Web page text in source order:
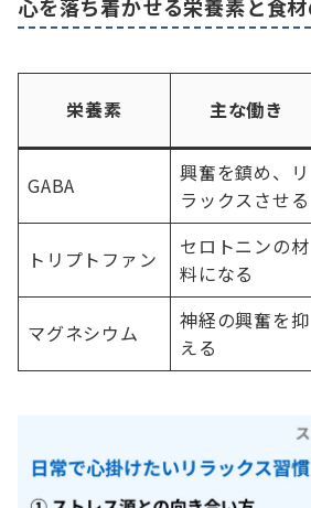
心を落ち着かせる栄養素と食
栄養素 主な働き
GABA
興奮を鎮め、リ
ラックスさせる
トリプトファン
セロトニンの材
料になる
マグネシウム
神経の興奮を抑
える